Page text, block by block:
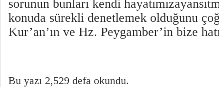
sorunun bunları kendi
konuda sürekli denetlemek olduğunu
Kur’an’ın ve Hz. Peygamber’in bize
Bu yazı 2,529 defa okundu.